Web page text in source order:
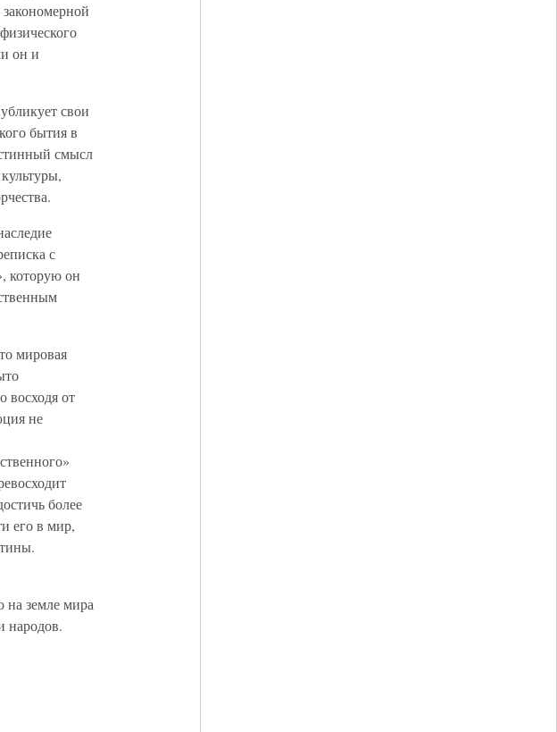
он и
свои
бытия в
смысл
с
которую он
мировая
восходя от
не
более
его в мир,
на земле мира
народов.